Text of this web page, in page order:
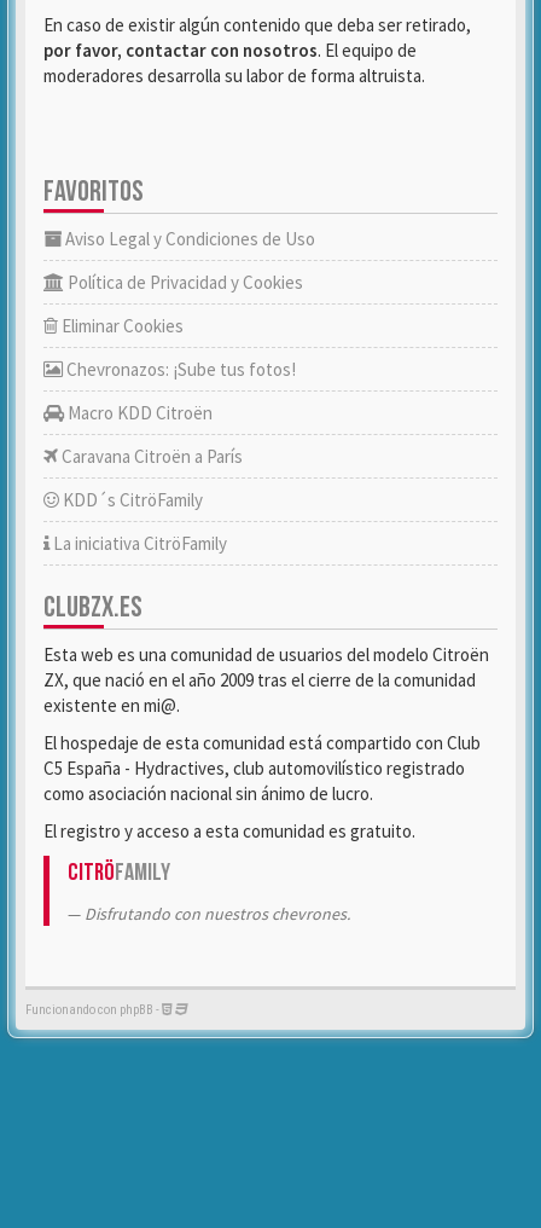
En caso de existir algún contenido que deba ser retirado,
por favor, contactar con nosotros. El equipo de
moderadores desarrolla su labor de forma altruista.
FAVORITOS
Aviso Legal y Condiciones de Uso
Política de Privacidad y Cookies
Eliminar Cookies
Chevronazos: ¡Sube tus fotos!
Macro KDD Citroën
Caravana Citroën a París
KDD´s CitröFamily
La iniciativa CitröFamily
CLUBZX.ES
Esta web es una comunidad de usuarios del modelo Citroën
ZX, que nació en el año 2009 tras el cierre de la comunidad
existente en mi@.
El hospedaje de esta comunidad está compartido con Club
C5 España - Hydractives, club automovilístico registrado
como asociación nacional sin ánimo de lucro.
El registro y acceso a esta comunidad es gratuito.
CitröFamily
Disfrutando con nuestros chevrones.
Funcionando con phpBB -